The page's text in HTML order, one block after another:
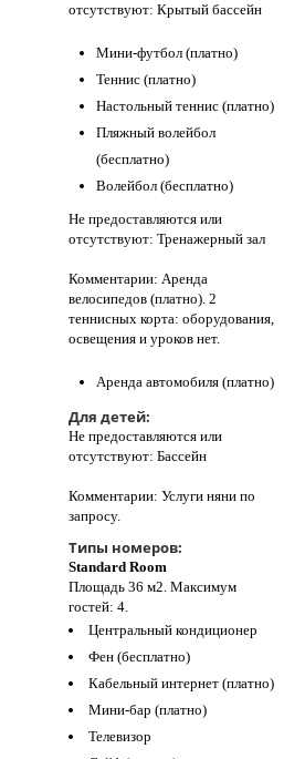
отсутствуют: Крытый бассейн
Мини-футбол (платно)
Теннис (платно)
Настольный теннис (платно)
Пляжный волейбол
(бесплатно)
Волейбол (бесплатно)
Не предоставляются или
отсутствуют: Тренажерный зал
Комментарии: Аренда
велосипедов (платно). 2
теннисных корта: оборудования,
освещения и уроков нет.
Аренда автомобиля (платно)
Для детей:
Не предоставляются или
отсутствуют: Бассейн
Комментарии: Услуги няни по
запросу.
Типы номеров:
Standard Room
Площадь 36 м2. Максимум
гостей: 4.
Центральный кондиционер
Фен (бесплатно)
Кабельный интернет (платно)
Мини-бар (платно)
Телевизор